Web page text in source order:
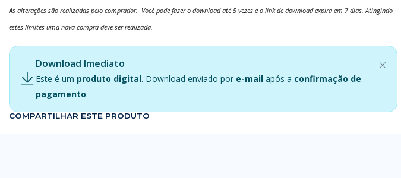
As alterações são realizadas pelo comprador. Você pode fazer o download até 5 vezes e o link de download expira em 7 dias. Atingindo
estes limites uma nova compra deve ser realizada.
Download Imediato
Este é um produto digital. Download enviado por e-mail após a confirmação de
pagamento.
COMPARTILHAR ESTE PRODUTO